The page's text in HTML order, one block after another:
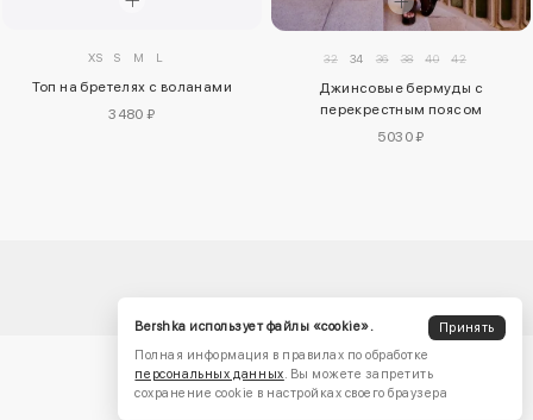
XS S M L
Топ на бретелях с воланами
3480 ₽
32 34 36 38 40 42
Джинсовые бермуды с
перекрестным поясом
5030 ₽
Bershka использует файлы «cookie».
Принять
Полная информация в правилах по обработке
персональных данных. Вы можете запретить
сохранение cookie в настройках своего браузера